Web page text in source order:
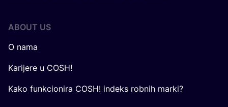
ABOUT US
O nama
Karijere u COSH!
Kako funkcionira COSH! indeks robnih marki?